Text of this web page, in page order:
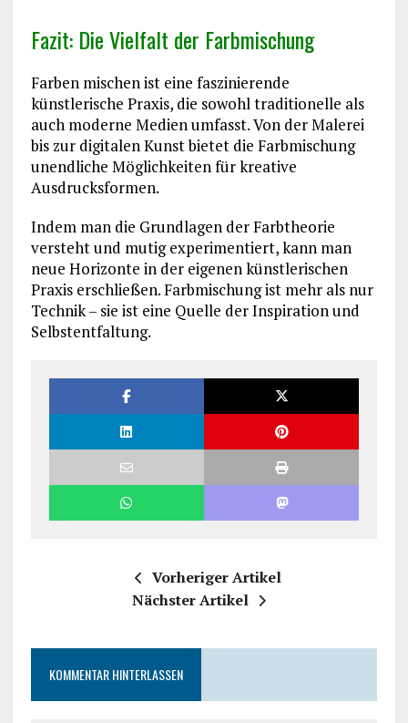
Fazit: Die Vielfalt der Farbmischung
Farben mischen ist eine faszinierende
künstlerische Praxis, die sowohl traditionelle als
auch moderne Medien umfasst. Von der Malerei
bis zur digitalen Kunst bietet die Farbmischung
unendliche Möglichkeiten für kreative
Ausdrucksformen.
Indem man die Grundlagen der Farbtheorie
versteht und mutig experimentiert, kann man
neue Horizonte in der eigenen künstlerischen
Praxis erschließen. Farbmischung ist mehr als nur
Technik – sie ist eine Quelle der Inspiration und
Selbstentfaltung.
Vorheriger Artikel
Nächster Artikel
KOMMENTAR HINTERLASSEN